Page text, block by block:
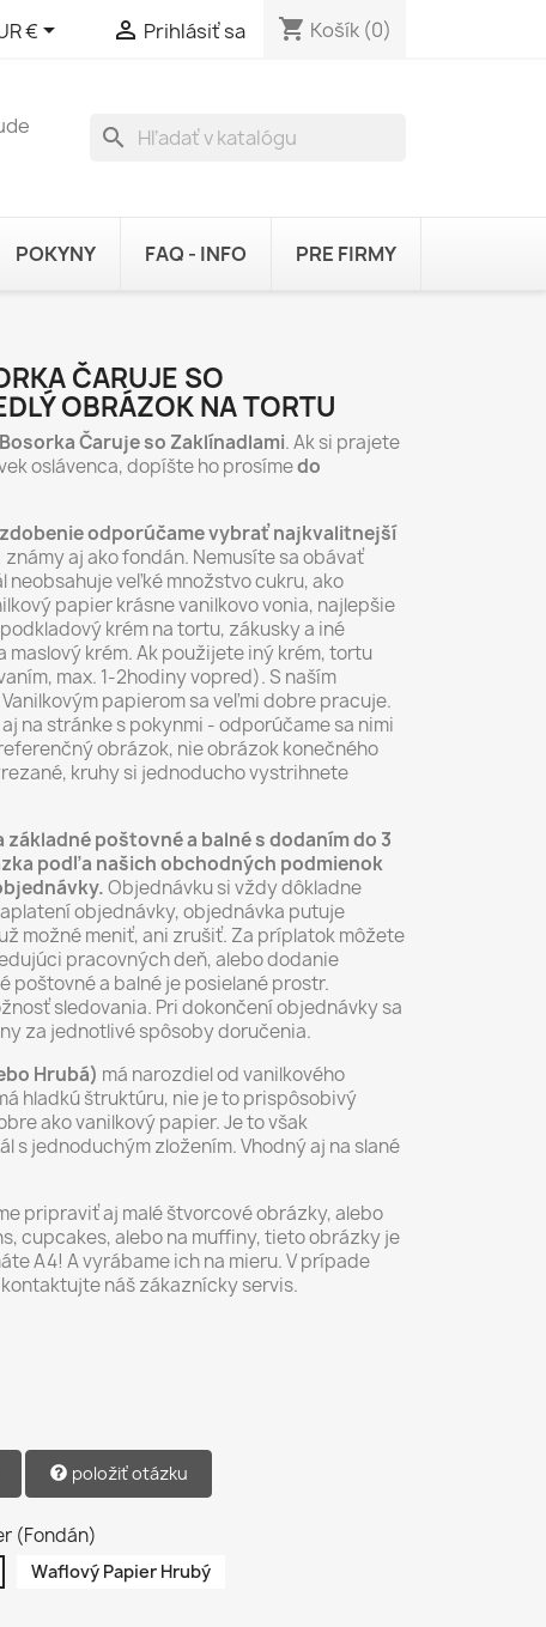
€  Prihlásiť sa shopping_cart Košík (0)
search
POKYNY FAQ - INFO PRE FIRMY
ČARUJE SO
OBRÁZOK NA TORTU
Bosorka Čaruje so Zaklínadlami. Ak si prajete
oslávenca, dopíšte ho prosímedo
odporúčame vybrať najkvalitnejší
známy aj ako fondán. Nemusíte sa obávať
neobsahuje veľké množstvo cukru, ako
papier krásne vanilkovo vonia, najlepšie
krém na tortu, zákusky a iné
krém. Ak použijete iný krém, tortu
max. 1-2hodiny vopred). S naším
papierom sa veľmi dobre pracuje.
na stránke s pokynmi - odporúčame sa nimi
obrázok, nie obrázok konečného
kruhy si jednoducho vystrihnete
poštovné a balné s dodaním do 3
podľa našich obchodných podmienok
Objednávku si vždy dôkladne
objednávky, objednávka putuje
možné meniť, ani zrušiť. Za príplatok môžete
pracovných deň, alebo dodanie
poštovné a balné je posielané prostr.
sledovania. Pri dokončení objednávky sa
za jednotlivé spôsoby doručenia.
Hrubá) má narozdiel od vanilkového
hladkú štruktúru, nie je to prispôsobivý
ako vanilkový papier. Je to však
s jednoduchým zložením. Vhodný aj na slané
pripraviť aj malé štvorcové obrázky, alebo
cupcakes, alebo na muffiny, tieto obrázky je
A4! A vyrábame ich na mieru. V prípade
náš zákaznícky servis.
položiť otázku
(Fondán)
Waflový Papier Hrubý